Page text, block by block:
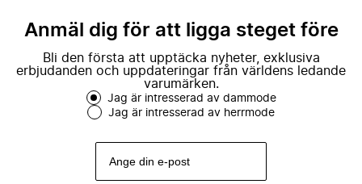
Anmäl dig för att ligga steget före
Bli den första att upptäcka nyheter, exklusiva
erbjudanden och uppdateringar från världens ledande
varumärken.
Jag är intresserad av dammode
Jag är intresserad av herrmode